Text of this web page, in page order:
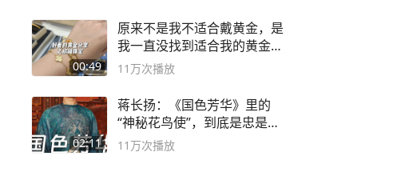
00:49
原来不是我不适合戴黄金，是
我一直没找到适合我的黄金
😭
11万次播放
02:11
蒋长扬：《国色芳华》里的
“神秘花鸟使”，到底是忠是
奸？
11万次播放